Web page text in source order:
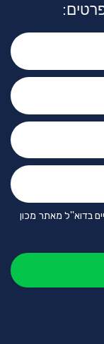
בדוא''ל מאתר מכון